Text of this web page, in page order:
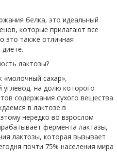
белка, это идеальный
которые прилагают все
это также отличная
лактозы?
«молочный сахар»,
на долю которого
содержания сухого вещества
в лактозе в
нередко во взрослом
фермента лактазы,
лактозы, которая вызывает
почти 75% населения мира